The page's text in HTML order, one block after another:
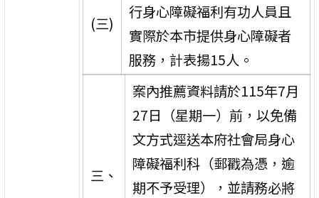
(三)
行身心障礙福利有功人員且
實際於本市提供身心障礙者
服務，計表揚15人。
三、
案內推薦資料請於115年7月
27日（星期一）前，以免備
文方式逕送本府社會局身心
障礙福利科（郵戳為憑，逾
期不予受理），並請務必將